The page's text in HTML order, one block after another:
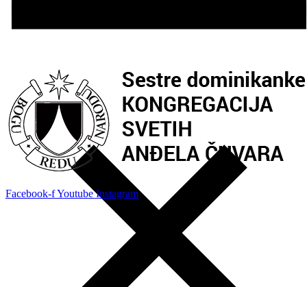
Facebook-fYoutube Instagram